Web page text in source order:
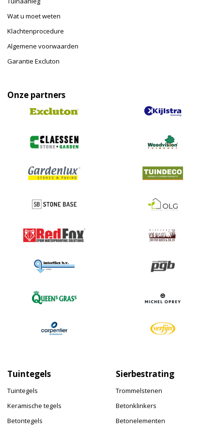
Wat u moet weten
Klachtenprocedure
Algemene voorwaarden
Garantie Excluton
Onze partners
Tuintegels
Tuintegels
Keramische tegels
Betontegels
Sierbestrating
Trommelstenen
Betonklinkers
Betonelementen